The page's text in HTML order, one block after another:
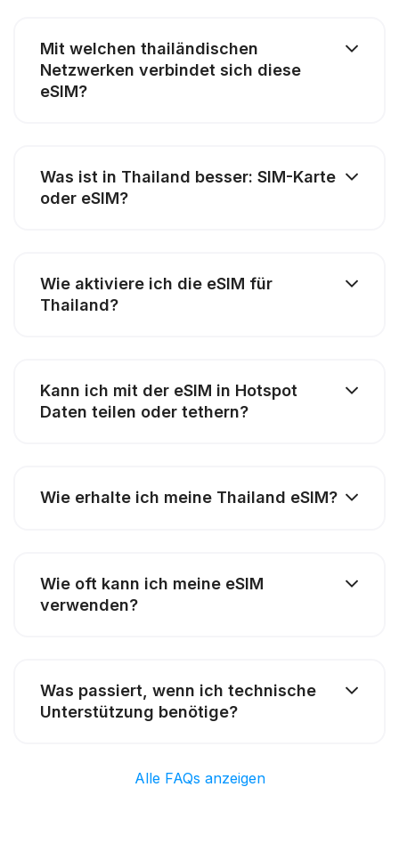
Mit welchen thailändischen
Netzwerken verbindet sich diese
eSIM?
Was ist in Thailand besser: SIM-Karte
oder eSIM?
Wie aktiviere ich die eSIM für
Thailand?
Kann ich mit der eSIM in Hotspot
Daten teilen oder tethern?
Wie erhalte ich meine Thailand eSIM?
Wie oft kann ich meine eSIM
verwenden?
Was passiert, wenn ich technische
Unterstützung benötige?
Alle FAQs anzeigen